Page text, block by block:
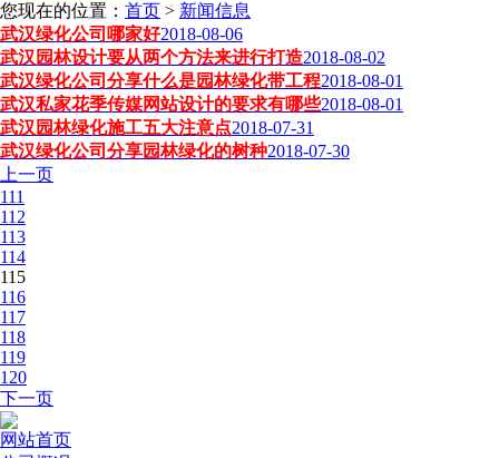
您现在的位置： 首页 > 新闻信息
武汉绿化公司哪家好2018-08-06
武汉园林设计要从两个方法来进行打造2018-08-02
武汉绿化公司分享什么是园林绿化带工程2018-08-01
武汉私家花季传媒网站设计的要求有哪些2018-08-01
武汉园林绿化施工五大注意点2018-07-31
武汉绿化公司分享园林绿化的树种2018-07-30
上一页
111
112
113
114
115
116
117
118
119
120
下一页
网站首页